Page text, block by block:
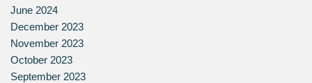
June 2024
December 2023
November 2023
October 2023
September 2023